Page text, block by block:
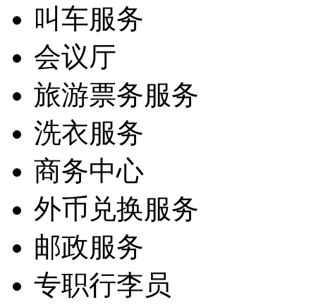
叫车服务
会议厅
旅游票务服务
洗衣服务
商务中心
外币兑换服务
邮政服务
专职行李员